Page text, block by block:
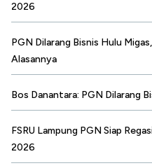
2026
PGN Dilarang Bisnis Hulu
Alasannya
Bos Danantara: PGN Dilarang
FSRU Lampung PGN Siap
2026